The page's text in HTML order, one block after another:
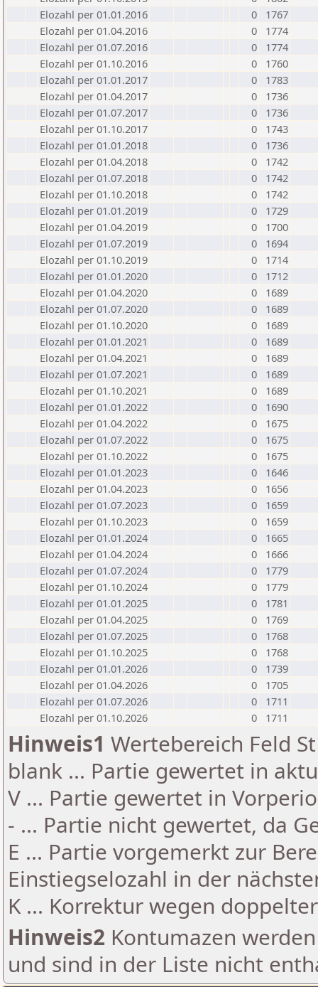
Elozahl per 01.01.2016
0
1767
Elozahl per 01.04.2016
0
1774
Elozahl per 01.07.2016
0
1774
Elozahl per 01.10.2016
0
1760
Elozahl per 01.01.2017
0
1783
Elozahl per 01.04.2017
0
1736
Elozahl per 01.07.2017
0
1736
Elozahl per 01.10.2017
0
1743
Elozahl per 01.01.2018
0
1736
Elozahl per 01.04.2018
0
1742
Elozahl per 01.07.2018
0
1742
Elozahl per 01.10.2018
0
1742
Elozahl per 01.01.2019
0
1729
Elozahl per 01.04.2019
0
1700
Elozahl per 01.07.2019
0
1694
Elozahl per 01.10.2019
0
1714
Elozahl per 01.01.2020
0
1712
Elozahl per 01.04.2020
0
1689
Elozahl per 01.07.2020
0
1689
Elozahl per 01.10.2020
0
1689
Elozahl per 01.01.2021
0
1689
Elozahl per 01.04.2021
0
1689
Elozahl per 01.07.2021
0
1689
Elozahl per 01.10.2021
0
1689
Elozahl per 01.01.2022
0
1690
Elozahl per 01.04.2022
0
1675
Elozahl per 01.07.2022
0
1675
Elozahl per 01.10.2022
0
1675
Elozahl per 01.01.2023
0
1646
Elozahl per 01.04.2023
0
1656
Elozahl per 01.07.2023
0
1659
Elozahl per 01.10.2023
0
1659
Elozahl per 01.01.2024
0
1665
Elozahl per 01.04.2024
0
1666
Elozahl per 01.07.2024
0
1779
Elozahl per 01.10.2024
0
1779
Elozahl per 01.01.2025
0
1781
Elozahl per 01.04.2025
0
1769
Elozahl per 01.07.2025
0
1768
Elozahl per 01.10.2025
0
1768
Elozahl per 01.01.2026
0
1739
Elozahl per 01.04.2026
0
1705
Elozahl per 01.07.2026
0
1711
Elozahl per 01.10.2026
0 1711
Hinweis1 Wertebereich Feld
blank ... Partie gewertet in
V ... Partie gewertet in
- ... Partie nicht gewertet, da
E ... Partie vorgemerkt zur
Einstiegselozahl in der
K ... Korrektur wegen
Hinweis2 Kontumazen
und sind in der Liste nicht